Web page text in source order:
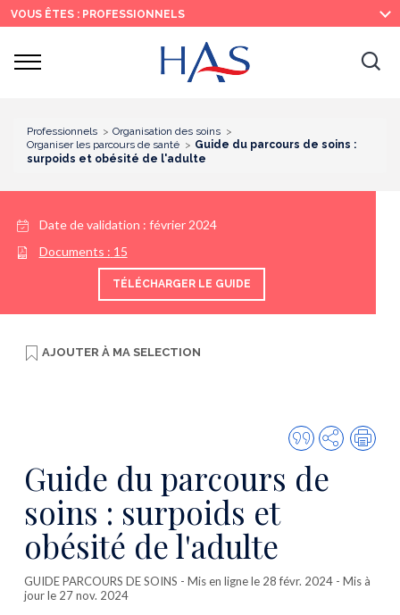
Recherche
Menu
principal
Contenu
principal
VOUS ÊTES : PROFESSIONNELS
Ouvrir
Professionnels
Organisation des soins
Organiser les parcours de santé
Guide du parcours de soins :
surpoids et obésité de l'adulte
Date de validation : février 2024
Documents : 15
TÉLÉCHARGER LE GUIDE
AJOUTER À MA SELECTION
Citer
cette
publication
Partager
Guide du parcours de
soins : surpoids et
obésité de l'adulte
GUIDE PARCOURS DE SOINS - Mis en ligne le 28 févr. 2024 - Mis à
jour le 27 nov. 2024